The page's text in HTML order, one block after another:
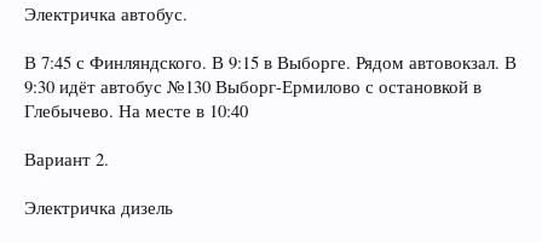
Электричка автобус.
В 7:45 с Финляндского. В 9:15 в Выборге. Рядом автовокзал. В
9:30 идёт автобус №130 Выборг-Ермилово с остановкой в
Глебычево. На месте в 10:40
Вариант 2.
Электричка дизель